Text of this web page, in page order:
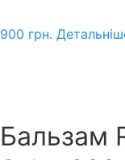
900 грн.
Бальзам